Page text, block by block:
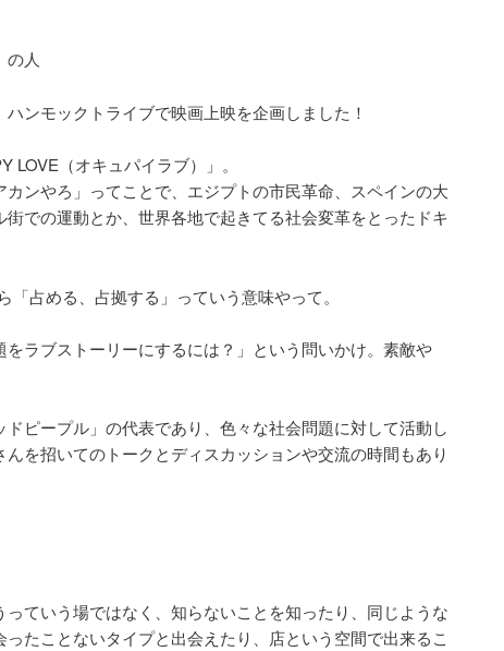
の人
ンモックトライブで映画上映を企画しました！
LOVE（オキュパイラブ）」。
カンやろ」ってことで、エジプトの市民革命、スペインの大
での運動とか、世界各地で起きてる社会変革をとったドキ
占める、占拠する」っていう意味やって。
ラブストーリーにするには？」という問いかけ。素敵や
ピープル」の代表であり、色々な社会問題に対して活動し
を招いてのトークとディスカッションや交流の時間もあり
ていう場ではなく、知らないことを知ったり、同じような
たことないタイプと出会えたり、店という空間で出来るこ